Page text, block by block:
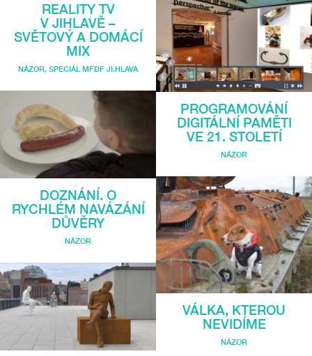
REALITY TV
V JIHLAVĚ –
SVĚTOVÝ A DOMÁCÍ
MIX
NÁZOR, SPECIÁL MFDF JI.HLAVA
DOZNÁNÍ. O
RYCHLÉM NAVÁZÁNÍ
DŮVĚRY
NÁZOR
PROGRAMOVÁNÍ
DIGITÁLNÍ PAMĚTI
VE 21. STOLETÍ
NÁZOR
VÁLKA, KTEROU
NEVIDÍME
NÁZOR